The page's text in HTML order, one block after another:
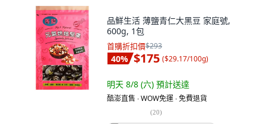
品鮮生活 薄鹽青仁大黑豆 家庭號,
600g, 1包
首購折扣價$293
40% $175 ($29.17/100g)
明天 8/8 (六) 預計送達
酷澎直售 ∙ WOW免運 ∙ 免費退貨
(20)